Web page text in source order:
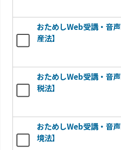
おためしWeb受講・音
産法】
おためしWeb受講・音
税法】
おためしWeb受講・音
境法】